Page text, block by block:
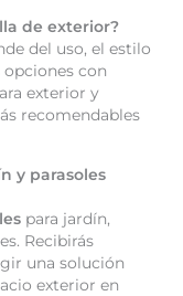
de exterior?
del uso, el estilo
con
exterior y
recomendables
y parasoles
para jardín,
Recibirás
una solución
exterior en